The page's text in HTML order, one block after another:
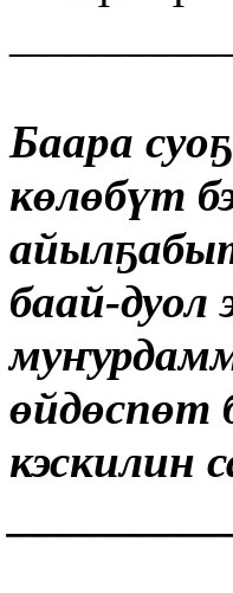
Баара
көлөбүт
баай-дуол
өйдөспөт
кэскилин